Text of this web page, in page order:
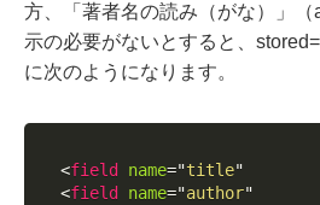
方、「著者名の読み（がな）」
示の必要がないとすると、
に次のようになります。
<field name="title"
<field name="author"